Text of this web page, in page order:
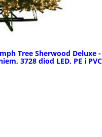
Tree Sherwood Deluxe -
3728 diod LED, PE i